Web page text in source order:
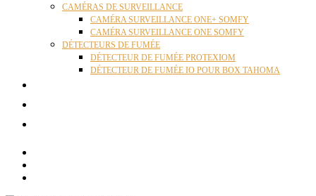
CAMÉRAS DE SURVEILLANCE
CAMÉRA SURVEILLANCE ONE+ SOMFY
CAMÉRA SURVEILLANCE ONE SOMFY
DÉTECTEURS DE FUMÉE
DÉTECTEUR DE FUMÉE PROTEXIOM
DÉTECTEUR DE FUMÉE IO POUR BOX TAHOMA